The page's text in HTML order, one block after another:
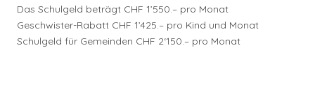
Das Schulgeld beträgt CHF 1’550.– pro Monat
Geschwister-Rabatt CHF 1’425.– pro Kind und Monat
Schulgeld für Gemeinden CHF 2‘150.– pro Monat